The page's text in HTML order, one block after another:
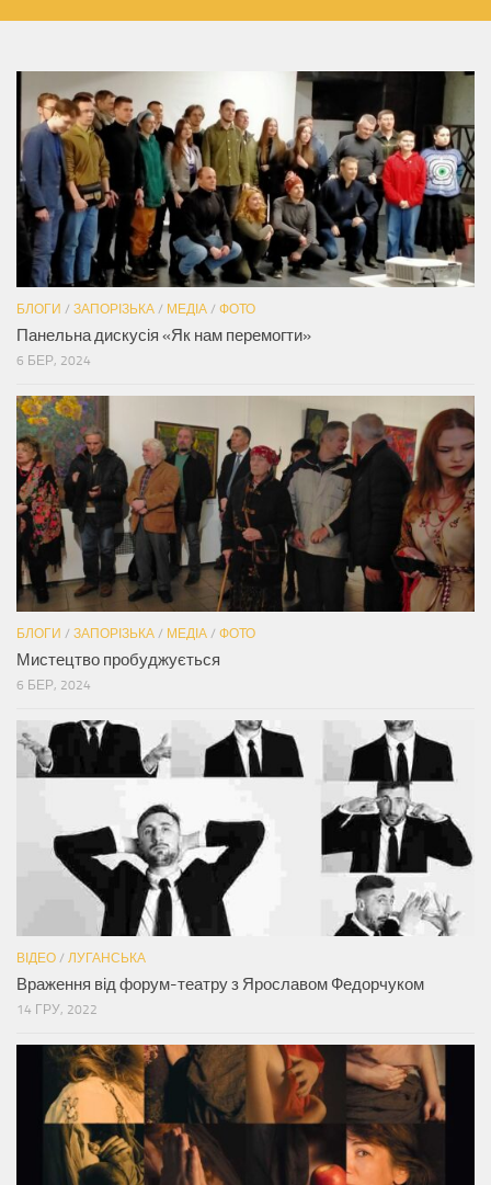
БЛОГИ / ЗАПОРІЗЬКА / МЕДІА / ФОТО
Панельна дискусія «Як нам перемогти»
6 БЕР, 2024
БЛОГИ / ЗАПОРІЗЬКА / МЕДІА / ФОТО
Мистецтво пробуджується
6 БЕР, 2024
ВІДЕО / ЛУГАНСЬКА
Враження від форум-театру з Ярославом Федорчуком
14 ГРУ, 2022